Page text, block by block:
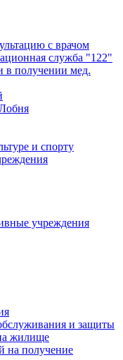
с врачом
служба "122"
в получении мед.
и спорту
учреждения
и защиты
жилище
на получение